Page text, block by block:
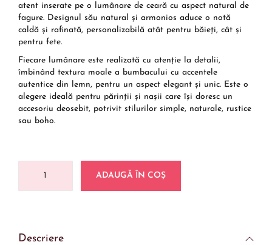
atent inserate pe o lumânare de ceară cu aspect natural de
fagure. Designul său natural și armonios aduce o notă
caldă și rafinată, personalizabilă atât pentru băieți, cât și
pentru fete.
Fiecare lumânare este realizată cu atenție la detalii,
îmbinând textura moale a bumbacului cu accentele
autentice din lemn, pentru un aspect elegant și unic. Este o
alegere ideală pentru părinții și nașii care își doresc un
accesoriu deosebit, potrivit stilurilor simple, naturale, rustice
sau boho.
ADAUGĂ ÎN COȘ
Descriere